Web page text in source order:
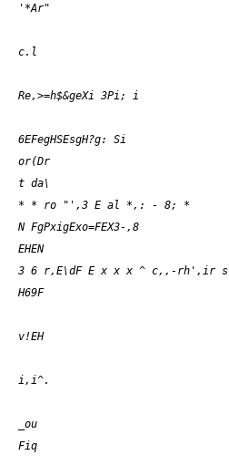
'*Ar"
c.l
Re,>=h$&geXi 3Pi; i
6EFegHSEsgH?g: Si
or(Dr
t da\
* * ro "',3 E al *,: - 8; *
N FgPxigExo=FEX3-,8
EHEN
3 6 r,E\dF E x x x ^ c,,-rh',ir s
H69F
v!EH
i,i^.
_ou
Fiq